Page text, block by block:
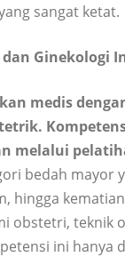
sangat ketat.
Ginekologi
medis
melalui
bedah
hingga
obstetri, teknik
ini hanya